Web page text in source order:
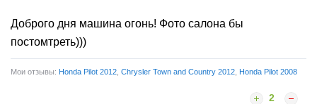
Доброго дня машина огонь! Фото салона бы
постомтреть)))
Мои отзывы: Honda Pilot 2012 Chrysler Town and Country 2012 Honda Pilot 2008
2